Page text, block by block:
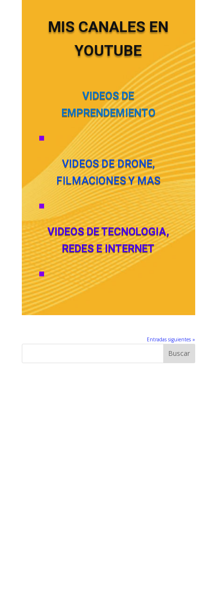
MIS CANALES EN
YOUTUBE
VIDEOS DE
EMPRENDEMIENTO
VIDEOS DE DRONE,
FILMACIONES Y MAS
VIDEOS DE TECNOLOGIA,
REDES E INTERNET
Entradas siguientes »
Buscar